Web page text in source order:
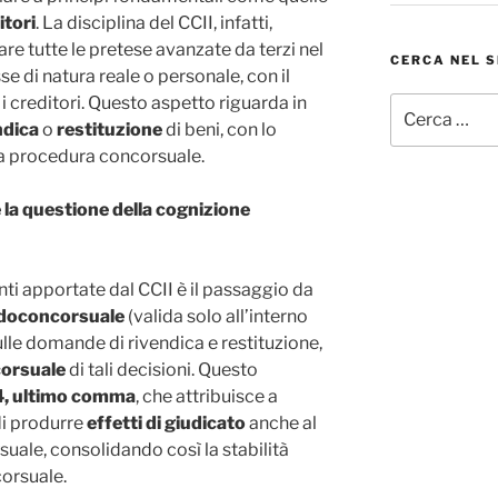
. La disciplina del CCII, infatti,
tutte le pretese avanzate da terzi nel
di natura reale o personale, con il
Questo aspetto riguarda in
o restituzionedi beni, con lo
procedura concorsuale.
questione della cognizione
apportate dal CCII è il passaggio da
(valida solo all’interno
domande di rivendica e restituzione,
di tali decisioni. Questo
ultimo comma, che attribuisce a
produrreeffetti di giudicatoanche al
consolidando così la stabilità
CERCA NEL